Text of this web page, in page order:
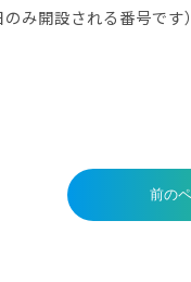
み開設される番号です）